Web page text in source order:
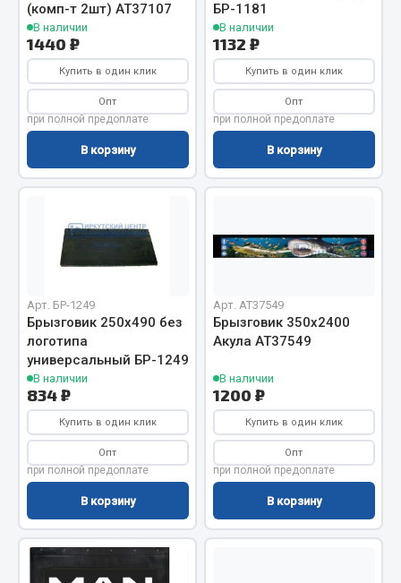
Подогреватели тосола
Весь раздел
Автотовары
Автозвук
Автокаталоги
Аптечки и знаки автомобильные
Брызговики
Вымпела
Показать ещё
Весь раздел
Смазочные материалы
Масла
Охладжающие жидкости
Технические жидкости
(комп-т 2шт) АТ37107
В наличии
1440 ₽
Купить в один клик
Опт
при полной предоплате
В корзину
БР-1181
В наличии
1132 ₽
Купить в один клик
Опт
при полной предоплате
В корзину
Арт. БР-1249
Брызговик 250х490 без
логотипа
универсальный БР-1249
В наличии
834 ₽
Купить в один клик
Опт
при полной предоплате
В корзину
Арт. AT37549
Брызговик 350х2400
Акула АТ37549
В наличии
1200 ₽
Купить в один клик
Опт
при полной предоплате
В корзину